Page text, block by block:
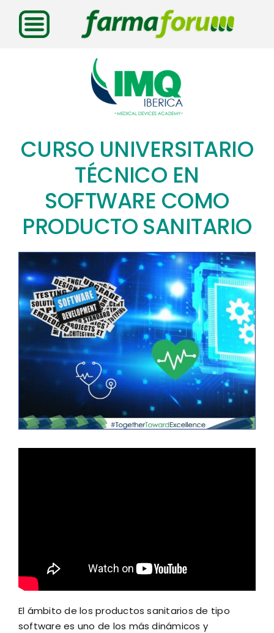
Saltar
contenido
CURSO UNIVERSITARIO
TÉCNICO EN
SOFTWARE COMO
PRODUCTO SANITARIO
El ámbito de los productos sanitarios de tipo
software es uno de los más dinámicos y